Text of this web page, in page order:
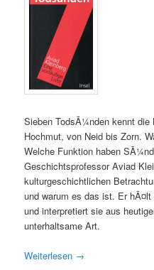
Sieben TodsÃ¼nden kennt die
Hochmut, von Neid bis Zorn.
Welche Funktion haben
Geschichtsprofessor Aviad
kulturgeschichtlichen
und warum es das ist. Er
und interpretiert sie aus
unterhaltsame Art.
Weiterlesen →